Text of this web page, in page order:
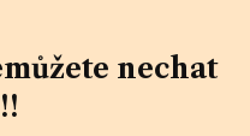
nechat